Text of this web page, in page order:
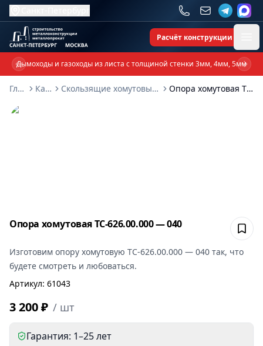
Расчёт конструкции
Дымоходы и газоходы из листа с толщиной стенки 3мм, 4мм, 5мм
Previous slide
Главная
Каталог Скользящие хомутовые опоры ТС-626-00-000 Опора хомутовая ТС-626.00.000 — 040
Опора хомутовая ТС-626.00.000 — 040
Изготовим опору хомутовую ТС-626.00.000 — 040 так, что
будете смотреть и любоваться.
Артикул: 61043
3 200 ₽ / шт
Гарантия: 1–25 лет